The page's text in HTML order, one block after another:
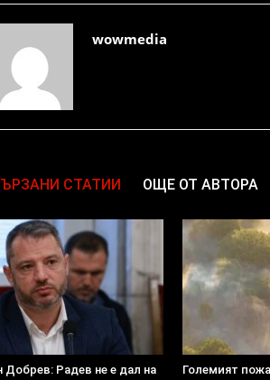
wowmedia
СТАТИИ ОЩЕ ОТ АВТОРА
Добрев: Радев не е дал на Големият